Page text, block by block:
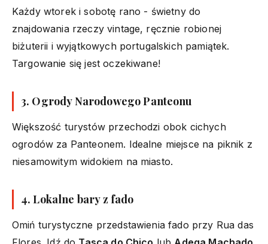
Każdy wtorek i sobotę rano - świetny do
znajdowania rzeczy vintage, ręcznie robionej
biżuterii i wyjątkowych portugalskich pamiątek.
Targowanie się jest oczekiwane!
3. Ogrody Narodowego Panteonu
Większość turystów przechodzi obok cichych
ogrodów za Panteonem. Idealne miejsce na piknik z
niesamowitym widokiem na miasto.
4. Lokalne bary z fado
Omiń turystyczne przedstawienia fado przy Rua das